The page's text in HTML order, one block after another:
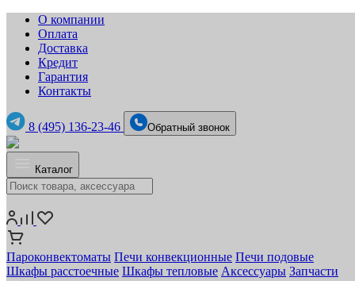
О компании
Оплата
Доставка
Кредит
Гарантия
Контакты
8 (495) 136-23-46 Обратный звонок
Каталог
Пароконвектоматы Печи конвекционные Печи подовые
Шкафы расстоечные Шкафы тепловые Аксессуары Запчасти